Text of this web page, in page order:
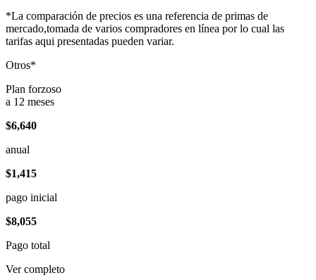
*La comparación de precios es una referencia de primas de
mercado,tomada de varios compradores en línea por lo cual las
tarifas aqui presentadas pueden variar.
Otros*
Plan forzoso
a 12 meses
$6,640
anual
$1,415
pago inicial
$8,055
Pago total
Ver completo